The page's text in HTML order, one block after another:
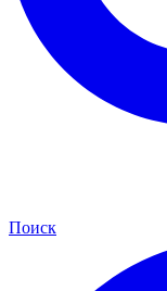
Поиск